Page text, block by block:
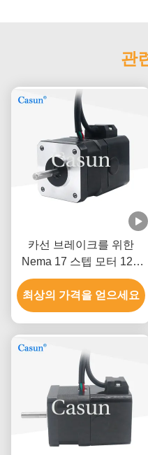
관
카선 브레이크를 위한
Nema 17 스텝 모터 12V
42X42X34mm
최상의 가격을 얻으세요